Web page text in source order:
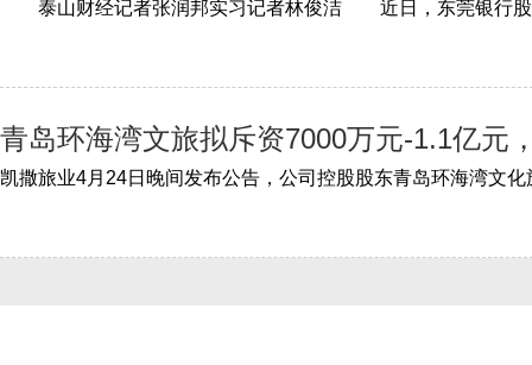
青岛环海湾文旅拟斥资7000万元-1.1亿元